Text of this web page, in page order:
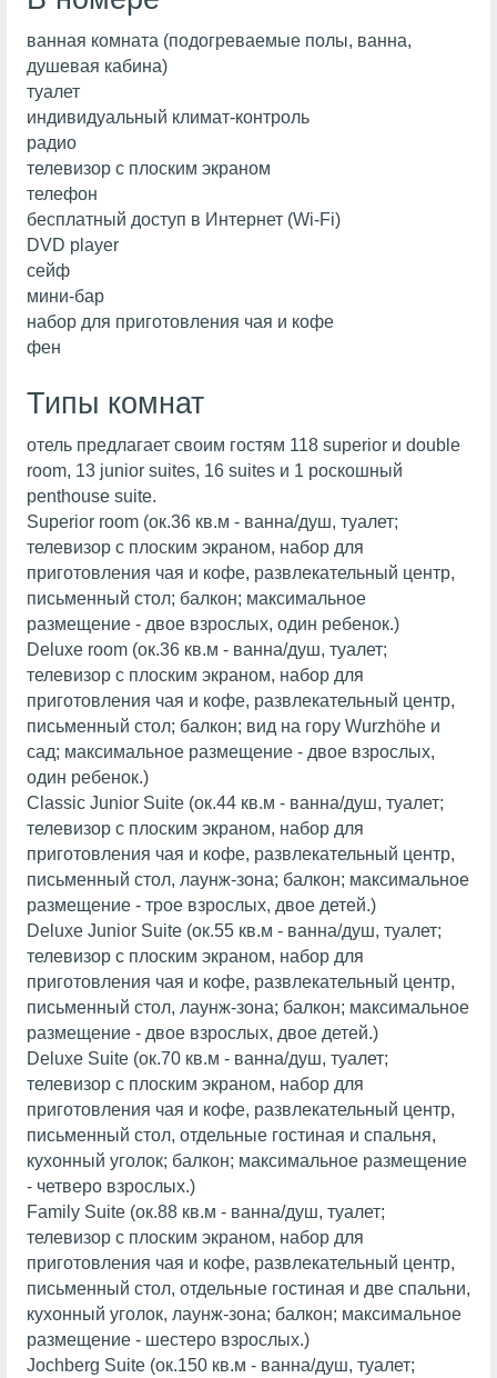
ванная комната (подогреваемые полы, ванна,
душевая кабина)
туалет
индивидуальный климат-контроль
радио
телевизор с плоским экраном
телефон
бесплатный доступ в Интернет (Wi-Fi)
DVD player
сейф
мини-бар
набор для приготовления чая и кофе
фен
Типы комнат
отель предлагает своим гостям 118 superior и double
room, 13 junior suites, 16 suites и 1 роскошный
penthouse suite.
Superior room (ок.36 кв.м - ванна/душ, туалет;
телевизор с плоским экраном, набор для
приготовления чая и кофе, развлекательный центр,
письменный стол; балкон; максимальное
размещение - двое взрослых, один ребенок.)
Deluxe room (ок.36 кв.м - ванна/душ, туалет;
телевизор с плоским экраном, набор для
приготовления чая и кофе, развлекательный центр,
письменный стол; балкон; вид на гору Wurzhöhe и
сад; максимальное размещение - двое взрослых,
один ребенок.)
Classic Junior Suite (ок.44 кв.м - ванна/душ, туалет;
телевизор с плоским экраном, набор для
приготовления чая и кофе, развлекательный центр,
письменный стол, лаунж-зона; балкон; максимальное
размещение - трое взрослых, двое детей.)
Deluxe Junior Suite (ок.55 кв.м - ванна/душ, туалет;
телевизор с плоским экраном, набор для
приготовления чая и кофе, развлекательный центр,
письменный стол, лаунж-зона; балкон; максимальное
размещение - двое взрослых, двое детей.)
Deluxe Suite (ок.70 кв.м - ванна/душ, туалет;
телевизор с плоским экраном, набор для
приготовления чая и кофе, развлекательный центр,
письменный стол, отдельные гостиная и спальня,
кухонный уголок; балкон; максимальное размещение
- четверо взрослых.)
Family Suite (ок.88 кв.м - ванна/душ, туалет;
телевизор с плоским экраном, набор для
приготовления чая и кофе, развлекательный центр,
письменный стол, отдельные гостиная и две спальни,
кухонный уголок, лаунж-зона; балкон; максимальное
размещение - шестеро взрослых.)
Jochberg Suite (ок.150 кв.м - ванна/душ, туалет;